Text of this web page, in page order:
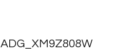
ADG_XM9Z808W